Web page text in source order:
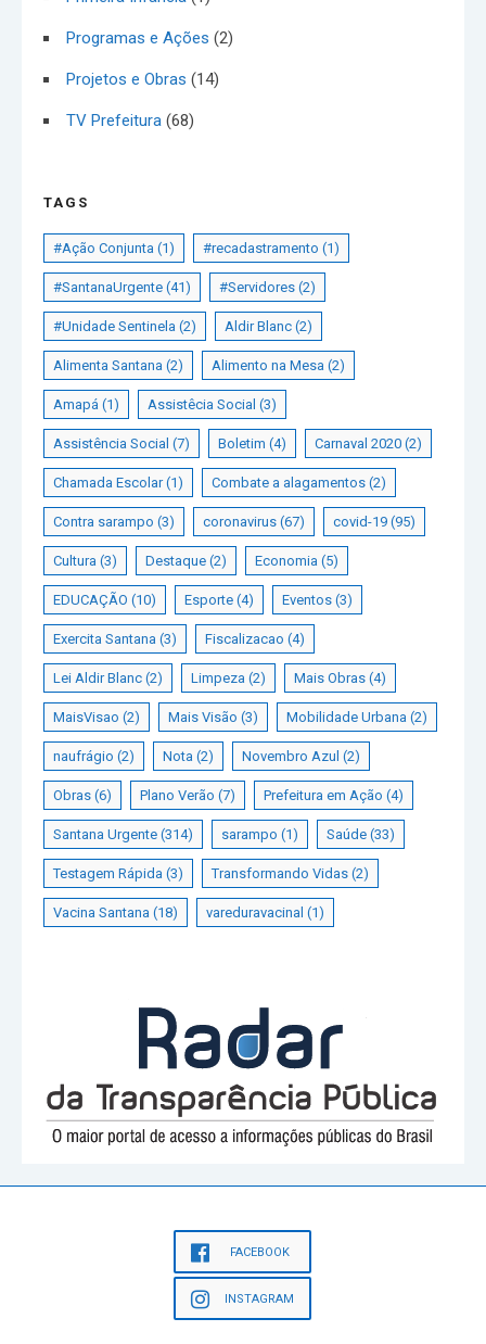
Programas e Ações (2)
Projetos e Obras (14)
TV Prefeitura (68)
TAGS
#Ação Conjunta (1) #recadastramento (1)
#SantanaUrgente (41) #Servidores (2)
#Unidade Sentinela (2) Aldir Blanc (2)
Alimenta Santana (2) Alimento na Mesa (2)
Amapá (1) Assistêcia Social (3)
Assistência Social (7) Boletim (4) Carnaval 2020 (2)
Chamada Escolar(1) Combate a alagamentos (2)
Contra sarampo (3) coronavirus (67) covid-19 (95)
Cultura (3) Destaque (2) Economia (5)
EDUCAÇÃO (10) Esporte (4) Eventos (3)
Exercita Santana (3) Fiscalizacao (4)
Lei Aldir Blanc (2) Limpeza (2) Mais Obras (4)
MaisVisao (2) Mais Visão (3) Mobilidade Urbana (2)
naufrágio (2) Nota (2) Novembro Azul (2)
Obras (6) Plano Verão (7) Prefeitura em Ação (4)
Santana Urgente (314) sarampo (1) Saúde (33)
Testagem Rápida (3) Transformando Vidas (2)
Vacina Santana (18) vareduravacinal (1)
FACEBOOK
INSTAGRAM